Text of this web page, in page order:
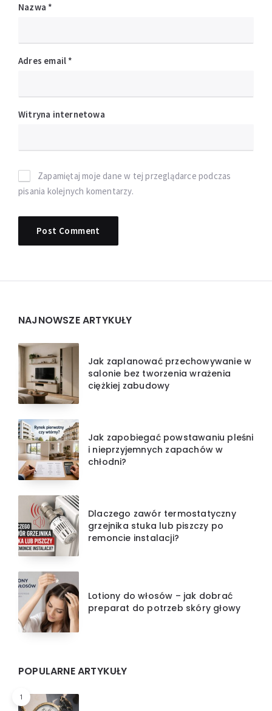
Nazwa *
Adres email *
Witryna internetowa
Zapamiętaj moje dane w tej przeglądarce podczas
pisania kolejnych komentarzy.
Widgets
NAJNOWSZE ARTYKUŁY
Jak zaplanować przechowywanie w
salonie bez tworzenia wrażenia
ciężkiej zabudowy
Jak zapobiegać powstawaniu pleśni
i nieprzyjemnych zapachów w
chłodni?
Dlaczego zawór termostatyczny
grzejnika stuka lub piszczy po
remoncie instalacji?
Lotiony do włosów – jak dobrać
preparat do potrzeb skóry głowy
POPULARNE ARTYKUŁY
1